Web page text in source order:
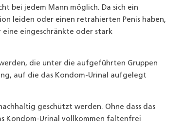
bei jedem Mann möglich. Da sich ein
leiden oder einen retrahierten Penis haben,
eingeschränkte oder stark
die unter die aufgeführten Gruppen
auf die das Kondom-Urinal aufgelegt
geschützt werden. Ohne dass das
Kondom-Urinal vollkommen faltenfrei